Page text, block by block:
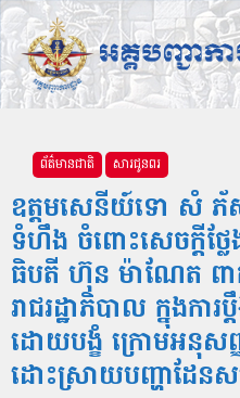
ព័ត៌មានជាតិ សារជូនពរ
ឧត្តមសេនីយ៍ទោ សំ ភ័
ទំហឹង ចំពោះសេចក្តីថ្ល
ធិបតី ហ៊ុន ម៉ាណែត ពាក់
រាជរដ្ឋាភិបាល ក្នុងការ
ដោយបង្ខំ ក្រោមអនុសញ្
ដោះស្រាយបញ្ហាដែន